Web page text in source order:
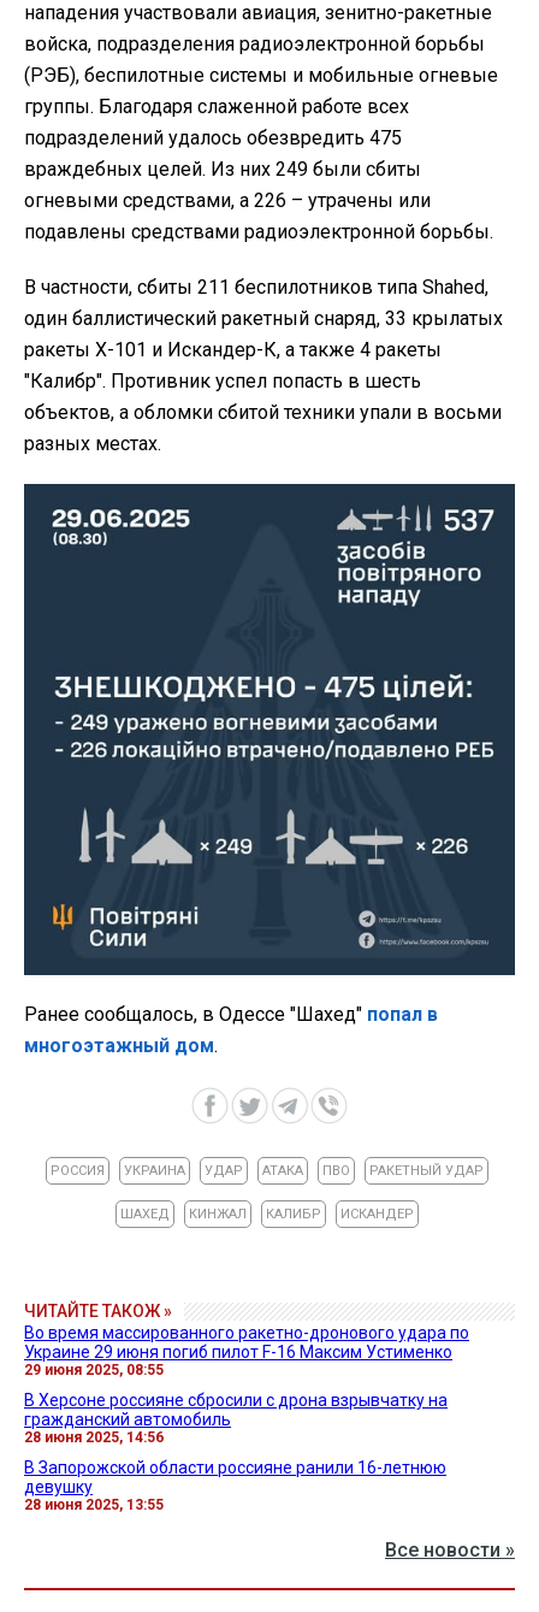
нападения участвовали авиация, зенитно-ракетные
войска, подразделения радиоэлектронной борьбы
(РЭБ), беспилотные системы и мобильные огневые
группы. Благодаря слаженной работе всех
подразделений удалось обезвредить 475
враждебных целей. Из них 249 были сбиты
огневыми средствами, а 226 – утрачены или
подавлены средствами радиоэлектронной борьбы.
В частности, сбиты 211 беспилотников типа Shahed,
один баллистический ракетный снаряд, 33 крылатых
ракеты Х-101 и Искандер-К, а также 4 ракеты
"Калибр". Противник успел попасть в шесть
объектов, а обломки сбитой техники упали в восьми
разных местах.
Ранее сообщалось, в Одессе "Шахед" попал в
многоэтажный дом.
РОССИЯ УКРАИНА УДАР АТАКА ПВО РАКЕТНЫЙ УДАР
ШАХЕД КИНЖАЛ КАЛИБР ИСКАНДЕР
ЧИТАЙТЕ ТАКОЖ »
Во время массированного ракетно-дронового удара по
Украине 29 июня погиб пилот F-16 Максим Устименко
29 июня 2025, 08:55
В Херсоне россияне сбросили с дрона взрывчатку на
гражданский автомобиль
28 июня 2025, 14:56
В Запорожской области россияне ранили 16-летнюю
девушку
28 июня 2025, 13:55
Все новости »